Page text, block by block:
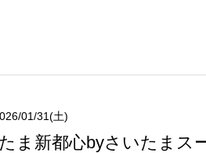
01/31(土)
ま新都心byさいたまス